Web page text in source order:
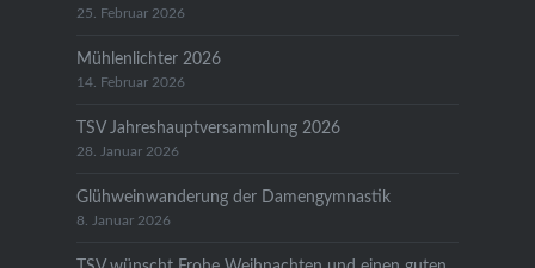
25. Februar 2026
Mühlenlichter 2026
14. Februar 2026
TSV Jahreshauptversammlung 2026
28. Januar 2026
Glühweinwanderung der Damengymnastik
8. Januar 2026